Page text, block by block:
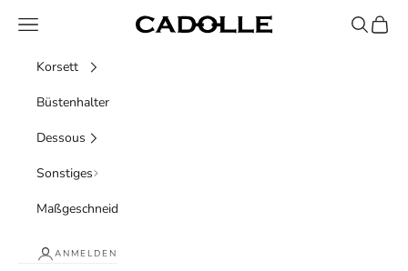
Cadolle
Menü Suchen
Korsett
Büstenhalter
Dessous
Sonstiges
Maßgeschneidert
ANMELDEN